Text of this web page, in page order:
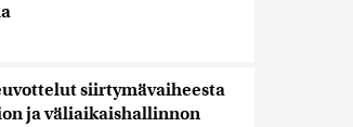
siirtymävaiheesta
ja väliaikaishallinnon